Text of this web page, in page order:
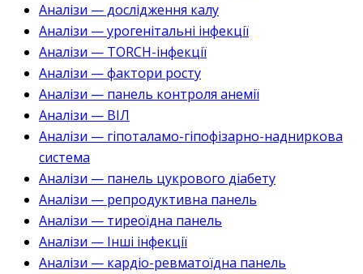
Аналізи — дослідження калу
Аналізи — урогенітальні інфекції
Аналізи — TORCH-інфекції
Аналізи — фактори росту
Аналізи — панель контроля анемії
Аналізи — ВІЛ
Аналізи — гіпоталамо-гіпофізарно-надниркова
система
Аналізи — панель цукрового діабету
Аналізи — репродуктивна панель
Аналізи — тиреоїдна панель
Аналізи — Інші інфекції
Аналізи — кардіо-ревматоїдна панель